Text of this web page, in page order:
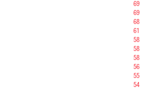
69
69
68
61
58
58
58
56
55
54